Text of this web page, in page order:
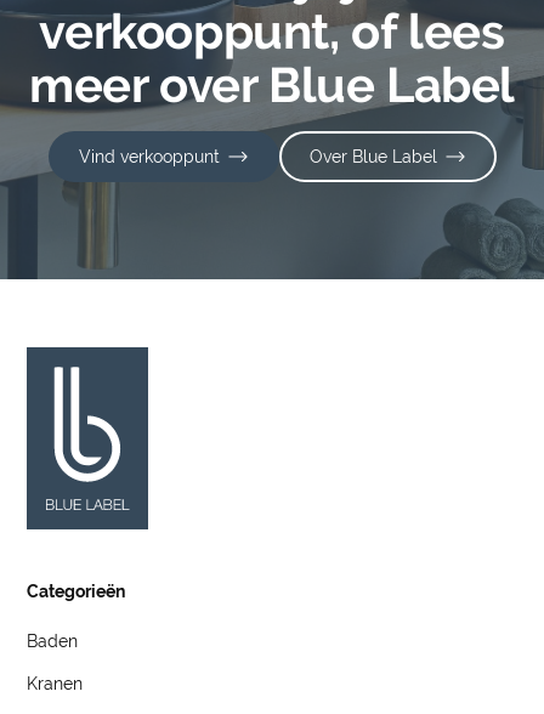
verkooppunt, of lees
meer over Blue Label
Vind verkooppunt Over Blue Label
Categorieën
Baden
Kranen